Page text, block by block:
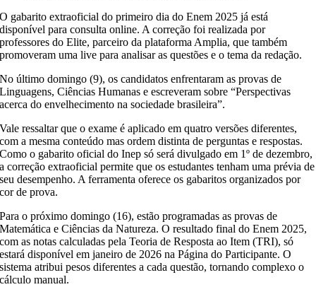
O gabarito extraoficial do primeiro dia do Enem 2025 já está
disponível para consulta online. A correção foi realizada por
professores do Elite, parceiro da plataforma Amplia, que também
promoveram uma live para analisar as questões e o tema da redação.
No último domingo (9), os candidatos enfrentaram as provas de
Linguagens, Ciências Humanas e escreveram sobre “Perspectivas
acerca do envelhecimento na sociedade brasileira”.
Vale ressaltar que o exame é aplicado em quatro versões diferentes,
com a mesma conteúdo mas ordem distinta de perguntas e respostas.
Como o gabarito oficial do Inep só será divulgado em 1º de dezembro,
a correção extraoficial permite que os estudantes tenham uma prévia de
seu desempenho. A ferramenta oferece os gabaritos organizados por
cor de prova.
Para o próximo domingo (16), estão programadas as provas de
Matemática e Ciências da Natureza. O resultado final do Enem 2025,
com as notas calculadas pela Teoria de Resposta ao Item (TRI), só
estará disponível em janeiro de 2026 na Página do Participante. O
sistema atribui pesos diferentes a cada questão, tornando complexo o
cálculo manual.